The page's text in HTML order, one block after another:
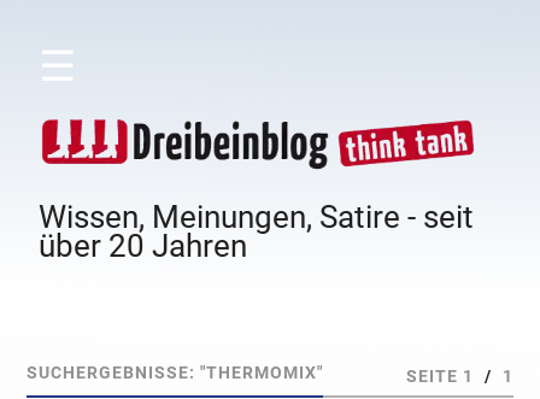
☰
Wissen, Meinungen, Satire - seit
über 20 Jahren
SUCHERGEBNISSE: "THERMOMIX" SEITE 1 / 1